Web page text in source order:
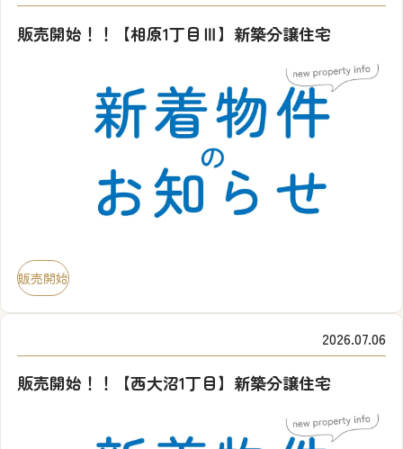
販売開始！！【相原1丁目Ⅲ】新築分譲住宅
販売開始
2026.07.06
販売開始！！【西大沼1丁目】新築分譲住宅